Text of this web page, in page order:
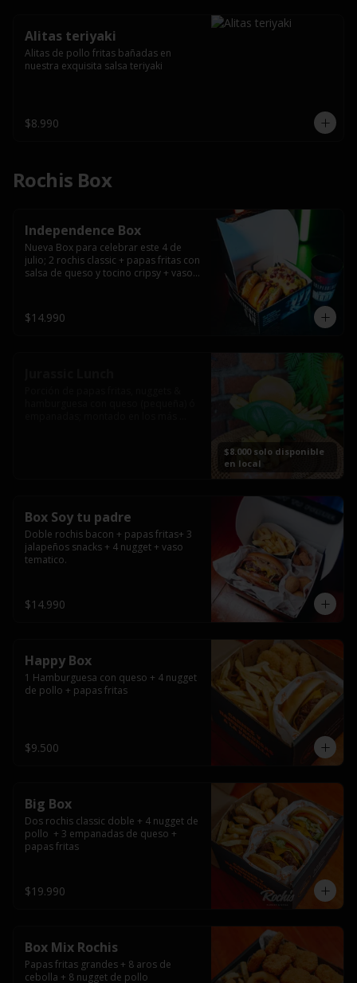
Alitas teriyaki
Alitas de pollo fritas bañadas en
nuestra exquisita salsa teriyaki
$8.990
Rochis Box
Independence Box
Nueva Box para celebrar este 4 de
julio; 2 rochis classic + papas fritas con
salsa de queso y tocino cripsy + vaso
$14.990
$8.000 solo disponible
en local
Box Soy tu padre
Doble rochis bacon + papas fritas+ 3
jalapeños snacks + 4 nugget + vaso
tematico.
$14.990
Happy Box
1 Hamburguesa con queso + 4 nugget
de pollo + papas fritas
$9.500
Big Box
Dos rochis classic doble + 4 nugget de
pollo  + 3 empanadas de queso +
papas fritas
$19.990
Box Mix Rochis
Papas fritas grandes + 8 aros de
cebolla + 8 nugget de pollo